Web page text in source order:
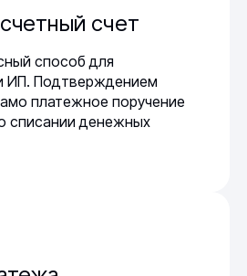
счет
способ для
ИП. Подтверждением
платежное поручение
списании денежных